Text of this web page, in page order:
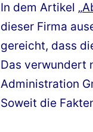
In dem Artikel „
dieser Firma
gereicht, dass
Das verwundert
Administration
Soweit die